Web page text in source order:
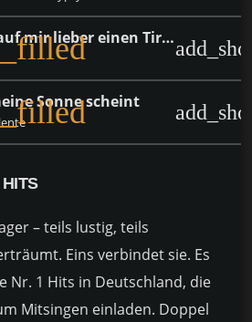
04. Ich kauf mir lieber einen Tirolerhut
Sonne scheint
– teils lustig, teils
Eins verbindet sie. Es
Nr. 1 Hits in Deutschland, die
Mitsingen einladen. Doppel